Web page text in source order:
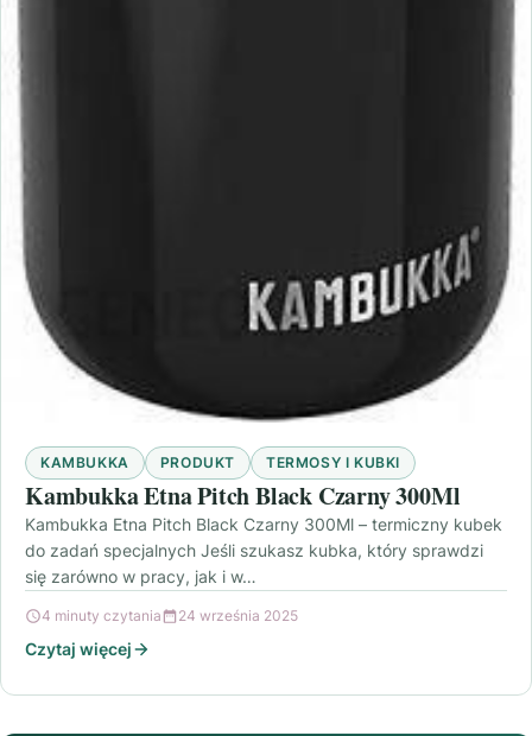
KAMBUKKA PRODUKT TERMOSY I KUBKI
Kambukka Etna Pitch Black Czarny 300Ml
Kambukka Etna Pitch Black Czarny 300Ml – termiczny kubek
do zadań specjalnych Jeśli szukasz kubka, który sprawdzi
się zarówno w pracy, jak i w…
4 minuty czytania 24 września 2025
Czytaj więcej